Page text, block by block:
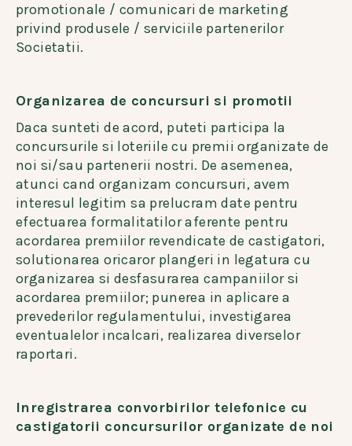
promotionale / comunicari de marketing
privind produsele / serviciile partenerilor
Societatii.
Organizarea de concursuri si promotii
Daca sunteti de acord, puteti participa la
concursurile si loteriile cu premii organizate de
noi si/sau partenerii nostri. De asemenea,
atunci cand organizam concursuri, avem
interesul legitim sa prelucram date pentru
efectuarea formalitatilor aferente pentru
acordarea premiilor revendicate de castigatori,
solutionarea oricaror plangeri in legatura cu
organizarea si desfasurarea campaniilor si
acordarea premiilor; punerea in aplicare a
prevederilor regulamentului, investigarea
eventualelor incalcari, realizarea diverselor
raportari.
Inregistrarea convorbirilor telefonice cu
castigatorii concursurilor organizate de noi